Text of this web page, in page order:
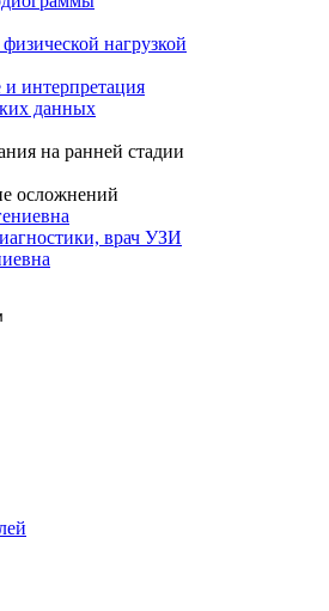
нагрузкой
интерпретация
данных
на ранней стадии
осложнений
врач УЗИ